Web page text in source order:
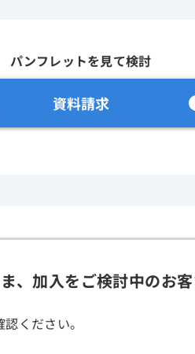
パンフレットを見て検討
資料請求
、加入をご検討中のお
ください。